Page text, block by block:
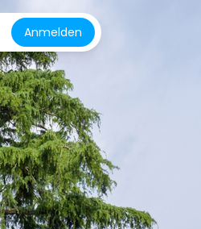
Anmelden